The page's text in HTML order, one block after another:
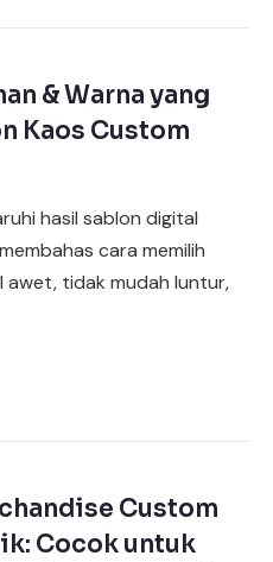
& Warna yang
Kaos Custom
hasil sablon digital
cara memilih
awet, tidak mudah luntur,
Custom
Cocok untuk